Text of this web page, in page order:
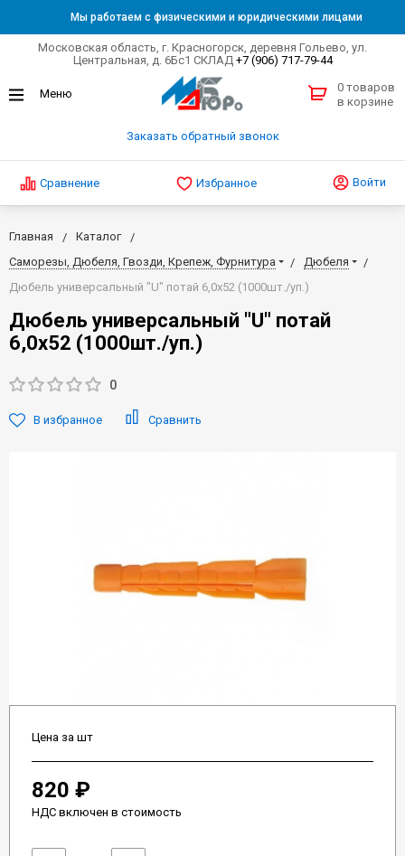
Мы работаем с физическими и юридическими лицами
Московская область, г. Красногорск, деревня Гольево, ул.
Центральная, д. 6Бс1 СКЛАД +7 (906) 717-79-44
Заказать обратный звонок
0 товаров
в корзине
Сравнение Избранное Войти
Главная
Каталог
Саморезы, Дюбеля, Гвозди, Крепеж, Фурнитура
Дюбеля
Дюбель универсальный "U" потай 6,0х52 (1000шт./уп.)
Дюбель универсальный "U" потай
6,0х52 (1000шт./уп.)
0
В избранное Сравнить
Цена за шт
820 ₽
НДС включен в стоимость